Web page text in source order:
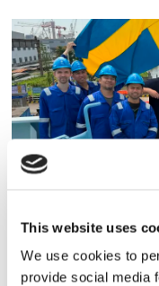
This website uses
We use cookies to
provide social media
Sirius tar
nybygge